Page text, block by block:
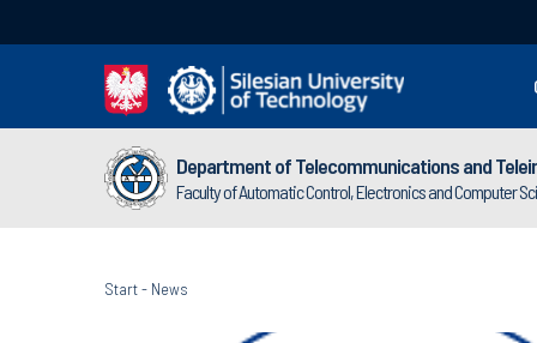
Department of Telecommunications and
Faculty of Automatic Control, Electronics and Computer
Start- News